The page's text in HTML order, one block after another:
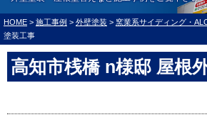
HOME > 施工事例 > 外壁塗装 > 窯業系サイディング・
塗装工事
高知市桟橋 n様邸 屋根